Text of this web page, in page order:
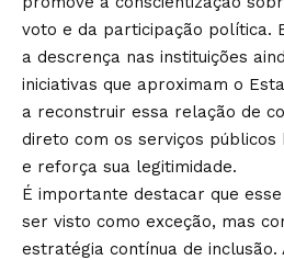
voto e da participação política.
a descrença nas instituições
iniciativas que aproximam o
a reconstruir essa relação de
direto com os serviços públicos
e reforça sua legitimidade.
É importante destacar que
ser visto como exceção, mas
estratégia contínua de inclusão.